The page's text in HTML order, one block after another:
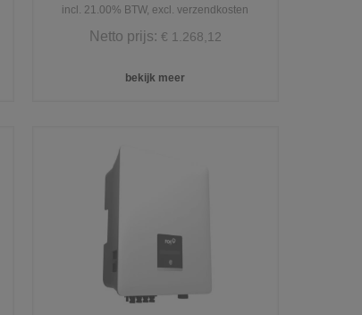
incl. 21.00% BTW, excl. verzendkosten
Netto prijs: € 1.268,12
bekijk meer